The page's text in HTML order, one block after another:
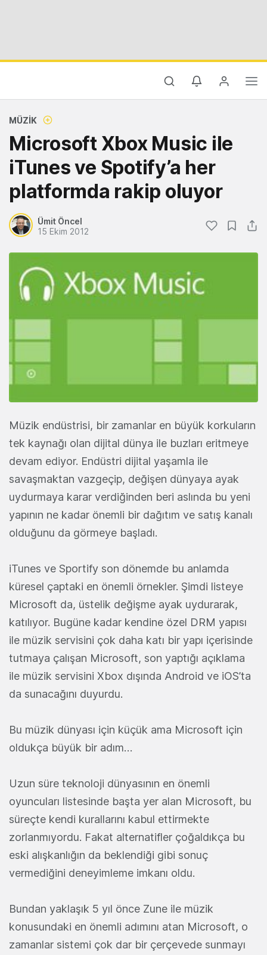
MÜZIK
Microsoft Xbox Music ile
iTunes ve Spotify’a her
platformda rakip oluyor
Ümit Öncel
15 Ekim 2012
Müzik endüstrisi, bir zamanlar en büyük korkuların
tek kaynağı olan dijital dünya ile buzları eritmeye
devam ediyor. Endüstri dijital yaşamla ile
savaşmaktan vazgeçip, değişen dünyaya ayak
uydurmaya karar verdiğinden beri aslında bu yeni
yapının ne kadar önemli bir dağıtım ve satış kanalı
olduğunu da görmeye başladı.
iTunes ve Sportify son dönemde bu anlamda
küresel çaptaki en önemli örnekler. Şimdi listeye
Microsoft da, üstelik değişme ayak uydurarak,
katılıyor. Bugüne kadar kendine özel DRM yapısı
ile müzik servisini çok daha katı bir yapı içerisinde
tutmaya çalışan Microsoft, son yaptığı açıklama
ile müzik servisini Xbox dışında Android ve iOS’ta
da sunacağını duyurdu.
Bu müzik dünyası için küçük ama Microsoft için
oldukça büyük bir adım…
Uzun süre teknoloji dünyasının en önemli
oyuncuları listesinde başta yer alan Microsoft, bu
süreçte kendi kurallarını kabul ettirmekte
zorlanmıyordu. Fakat alternatifler çoğaldıkça bu
eski alışkanlığın da beklendiği gibi sonuç
vermediğini deneyimleme imkanı oldu.
Bundan yaklaşık 5 yıl önce Zune ile müzik
konusundaki en önemli adımını atan Microsoft, o
zamanlar sistemi çok dar bir çerçevede sunmayı